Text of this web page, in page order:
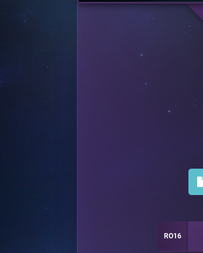
RO16